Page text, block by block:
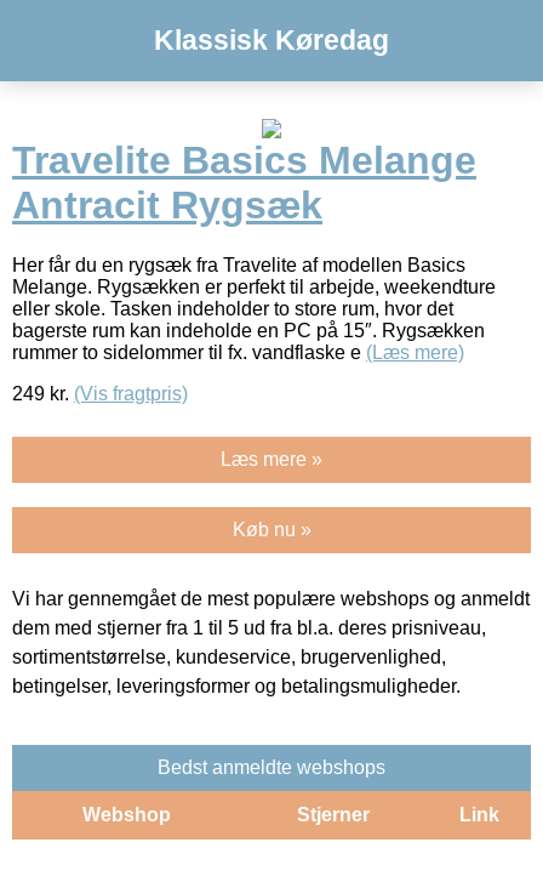
Klassisk Køredag
Travelite Basics Melange
Antracit Rygsæk
Her får du en rygsæk fra Travelite af modellen Basics
Melange. Rygsækken er perfekt til arbejde, weekendture
eller skole. Tasken indeholder to store rum, hvor det
bagerste rum kan indeholde en PC på 15″. Rygsækken
rummer to sidelommer til fx. vandflaske e (Læs mere)
249 kr. (Vis fragtpris)
Læs mere »
Køb nu »
Vi har gennemgået de mest populære webshops og anmeldt
dem med stjerner fra 1 til 5 ud fra bl.a. deres prisniveau,
sortimentstørrelse, kundeservice, brugervenlighed,
betingelser, leveringsformer og betalingsmuligheder.
Bedst anmeldte webshops
Webshop Stjerner Link